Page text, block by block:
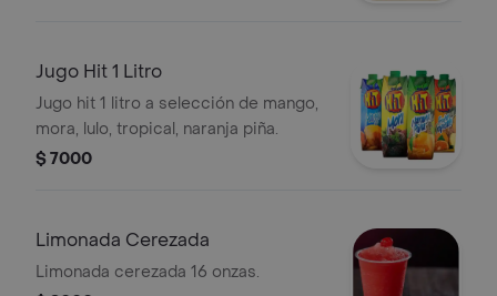
Jugo Hit 1 Litro
Jugo hit 1 litro a selección de mango,
mora, lulo, tropical, naranja piña.
$ 7000
Limonada Cerezada
Limonada cerezada 16 onzas.